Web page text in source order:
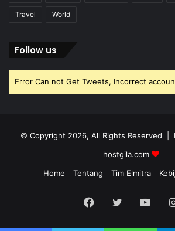
Travel World
Follow us
Error Can not Get Tweets, Incorrect
© Copyright 2026, All Rights Reserved |
hostgila.com
Home
Tentang Tim Elmitra
Facebook
Twitter